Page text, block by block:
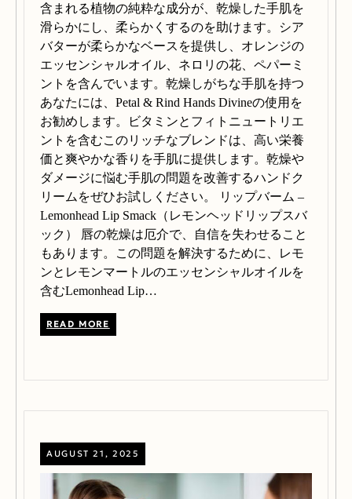
含まれる植物の純粋な成分が、乾燥した手肌を
滑らかにし、柔らかくするのを助けます。シア
バターが柔らかなベースを提供し、オレンジの
エッセンシャルオイル、ネロリの花、ペパーミ
ントを含んでいます。乾燥しがちな手肌を持つ
あなたには、Petal & Rind Hands Divineの使用を
お勧めします。ビタミンとフィトニュートリエ
ントを含むこのリッチなブレンドは、高い栄養
価と爽やかな香りを手肌に提供します。乾燥や
ダメージに悩む手肌の問題を改善するハンドク
リームをぜひお試しください。 リップバーム –
Lemonhead Lip Smack（レモンヘッドリップスバ
ック） 唇の乾燥は厄介で、自信を失わせること
もあります。この問題を解決するために、レモ
ンとレモンマートルのエッセンシャルオイルを
含むLemonhead Lip…
READ MORE
AUGUST 21, 2025